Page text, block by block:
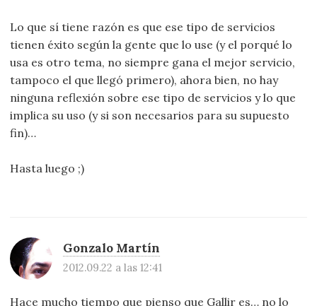
Lo que sí tiene razón es que ese tipo de servicios
tienen éxito según la gente que lo use (y el porqué lo
usa es otro tema, no siempre gana el mejor servicio,
tampoco el que llegó primero), ahora bien, no hay
ninguna reflexión sobre ese tipo de servicios y lo que
implica su uso (y si son necesarios para su supuesto
fin)…
Hasta luego ;)
Gonzalo Martín
2012.09.22 a las 12:41
Hace mucho tiempo que pienso que Gallir es… no lo